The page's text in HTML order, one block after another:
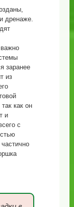
дренаже.
заранее
из
как он
и
с